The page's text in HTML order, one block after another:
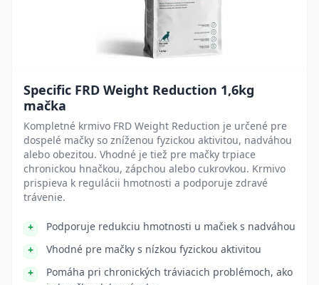
Specific FRD Weight Reduction 1,6kg
mačka
Kompletné krmivo FRD Weight Reduction je určené pre
dospelé mačky so zníženou fyzickou aktivitou, nadváhou
alebo obezitou. Vhodné je tiež pre mačky trpiace
chronickou hnačkou, zápchou alebo cukrovkou. Krmivo
prispieva k regulácii hmotnosti a podporuje zdravé
trávenie.
Podporuje redukciu hmotnosti u mačiek s nadváhou
Vhodné pre mačky s nízkou fyzickou aktivitou
Pomáha pri chronických tráviacich problémoch, ako